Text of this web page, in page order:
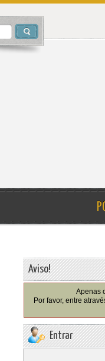
Aviso!
Apenas
Por favor, entre
Entrar